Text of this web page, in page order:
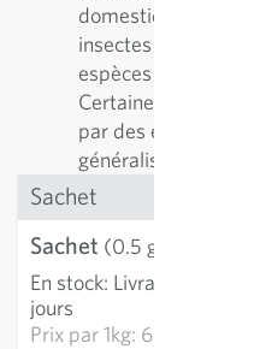
domestiques et
insectes
espèces différentes
Certaines plantes
par des espèces
généralistes.
Sachet
Sachet (0.5 g)
En stock: Livraison 3-5
jours
Prix par1kg: 6 420,00 €